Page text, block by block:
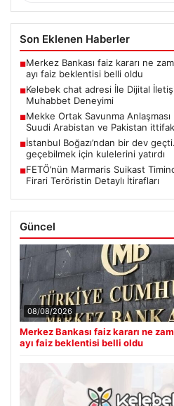
Son Eklenen Haberler
■Merkez Bankası faiz kararı ne
ayı faiz beklentisi belli oldu
■Kelebek chat adresi İle Dijital
Muhabbet Deneyimi
■Mekke Ortak Savunma
Suudi Arabistan ve Pakistan
■İstanbul Boğazı’ndan bir dev
geçebilmek için kulelerini yatırdı
■FETÖ’nün Marmaris Suikast
Firari Teröristin Detaylı İtirafları
Güncel
08/08/2026
Merkez Bankası faiz kararı ne
ayı faiz beklentisi belli oldu